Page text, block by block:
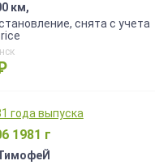
км,
снята с учета
1981 г